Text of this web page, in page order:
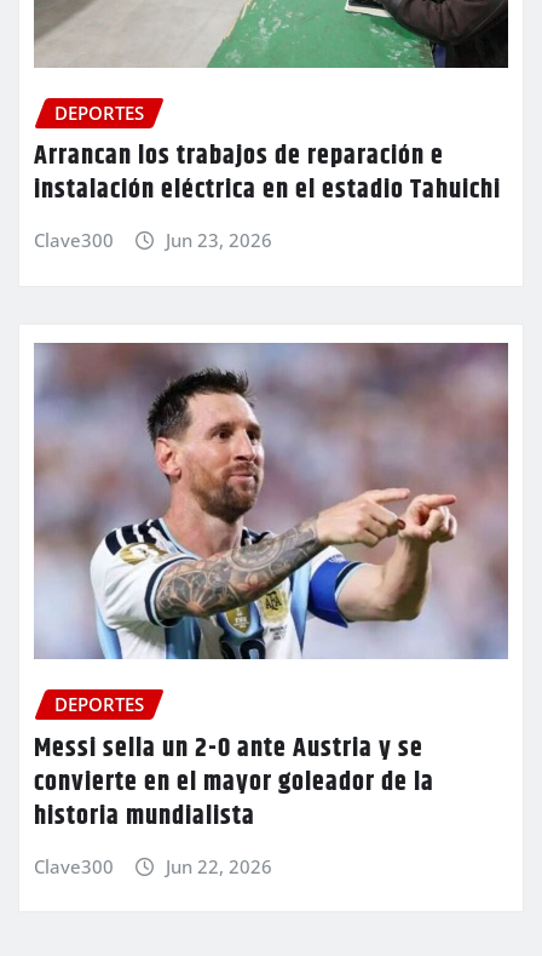
DEPORTES
Arrancan los trabajos de reparación e
instalación eléctrica en el estadio Tahuichi
Clave300 Jun 23, 2026
DEPORTES
Messi sella un 2-0 ante Austria y se
convierte en el mayor goleador de la
historia mundialista
Clave300 Jun 22, 2026